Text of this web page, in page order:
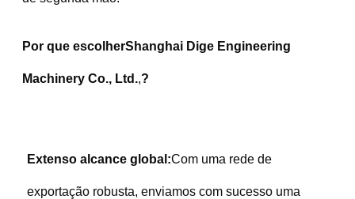
Por que escolherShanghai Dige Engineering
Machinery Co., Ltd.,?
Extenso alcance global:Com uma rede de
exportação robusta, enviamos com sucesso uma